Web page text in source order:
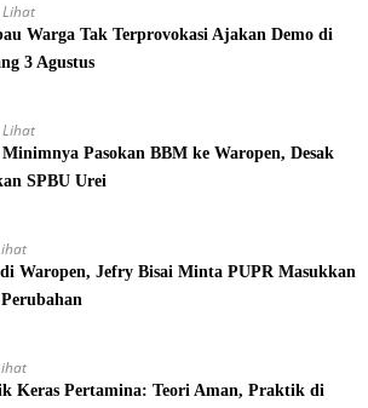
Lihat
Warga Tak Terprovokasi Ajakan Demo di
3 Agustus
Lihat
Pasokan BBM ke Waropen, Desak
SPBU Urei
Waropen, Jefry Bisai Minta PUPR Masukkan
Keras Pertamina: Teori Aman, Praktik di